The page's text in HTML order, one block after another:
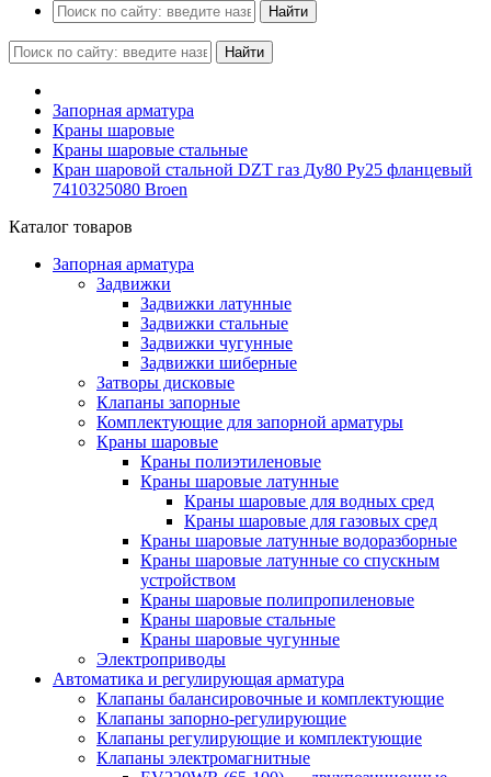
Найти
Найти
Запорная арматура
Краны шаровые
Краны шаровые стальные
Кран шаровой стальной DZT газ Ду80 Ру25 фланцевый
7410325080 Broen
Каталог товаров
Запорная арматура
Задвижки
Задвижки латунные
Задвижки стальные
Задвижки чугунные
Задвижки шиберные
Затворы дисковые
Клапаны запорные
Комплектующие для запорной арматуры
Краны шаровые
Краны полиэтиленовые
Краны шаровые латунные
Краны шаровые для водных сред
Краны шаровые для газовых сред
Краны шаровые латунные водоразборные
Краны шаровые латунные со спускным
устройством
Краны шаровые полипропиленовые
Краны шаровые стальные
Краны шаровые чугунные
Электроприводы
Автоматика и регулирующая арматура
Клапаны балансировочные и комплектующие
Клапаны запорно-регулирующие
Клапаны регулирующие и комплектующие
Клапаны электромагнитные